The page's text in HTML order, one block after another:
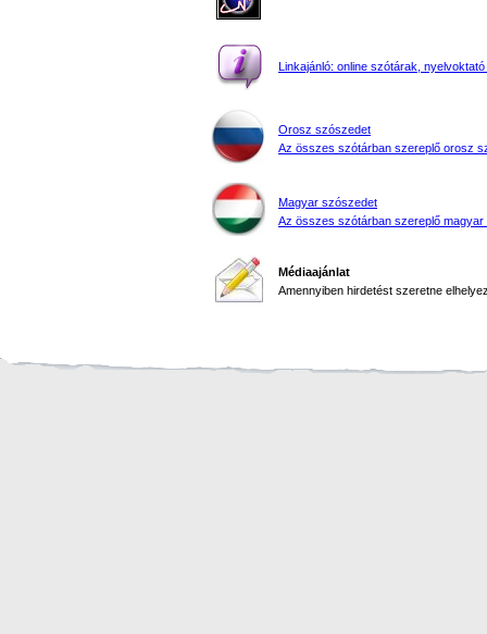
Linkajánló: online szótárak, nyelvoktató
Orosz szószedet
Az összes szótárban szereplő orosz
Magyar szószedet
Az összes szótárban szereplő magyar
Médiaajánlat
Amennyiben hirdetést szeretne